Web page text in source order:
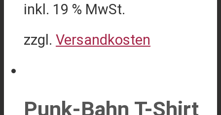
inkl. 19 % MwSt.
zzgl. Versandkosten
Punk-Bahn T-Shirt